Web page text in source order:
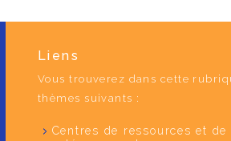
Liens
Vous trouverez dans cette
thèmes suivants :
Centres de ressources et de